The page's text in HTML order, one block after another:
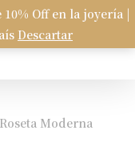
10% Off en la joyería |
Descartar
Cart
Moderna